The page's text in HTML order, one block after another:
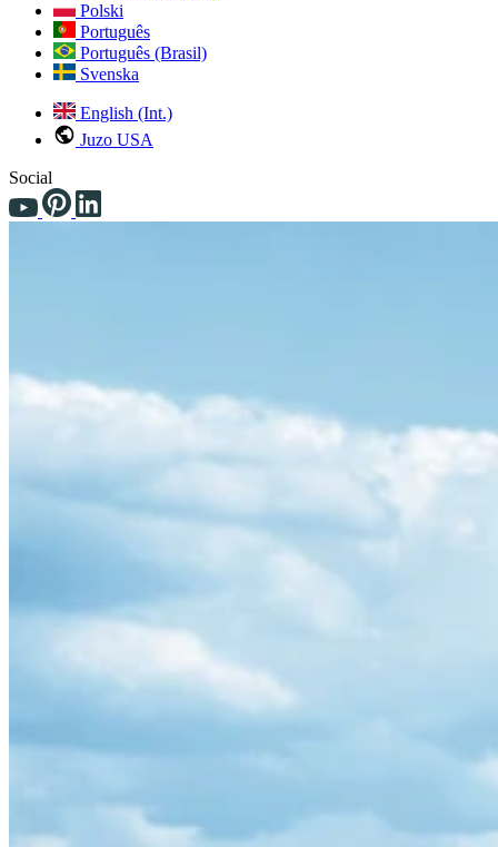
Polski
Português
Português (Brasil)
Svenska
English (Int.)
Juzo USA
Social